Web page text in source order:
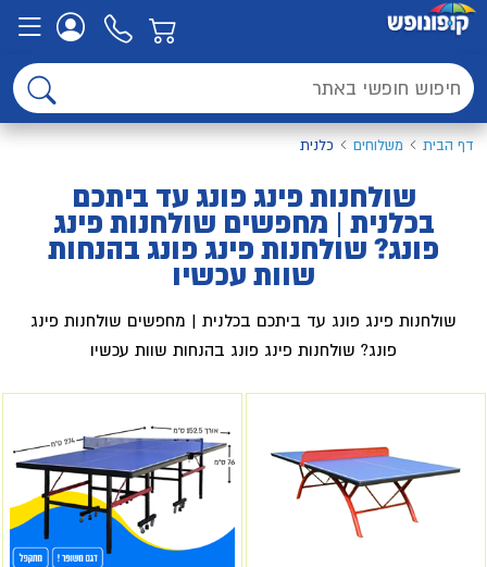
דף הבית משלוחים כלנית
שולחנות פינג פונג עד ביתכם
בכלנית | מחפשים שולחנות פינג
פונג? שולחנות פינג פונג בהנחות
שוות עכשיו
שולחנות פינג פונג עד ביתכם בכלנית | מחפשים שולחנות פינג
פונג? שולחנות פינג פונג בהנחות שוות עכשיו